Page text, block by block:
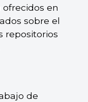
en
sobre el
repositorios
de